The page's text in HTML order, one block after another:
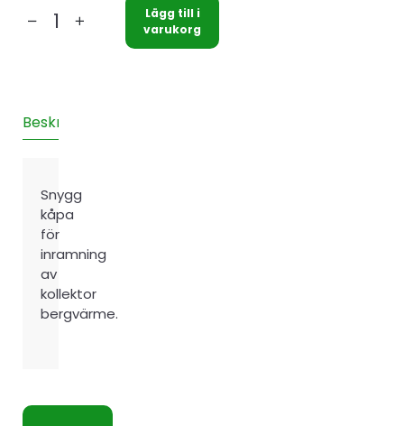
Rörskydd
Lägg till i
varukorg
Beskrivning
Snygg
kåpa
för
inramning
av
kollektor
bergvärme.